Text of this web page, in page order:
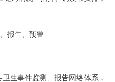
报告、预警
事件监测、报告网络体系，